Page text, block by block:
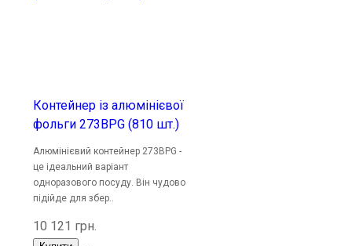
Контейнер із алюмінієвої
фольги 273BPG (810 шт.)
Алюмінієвий контейнер 273BPG -
це ідеальний варіант
одноразового посуду. Він чудово
підійде для збер..
10 121 грн.